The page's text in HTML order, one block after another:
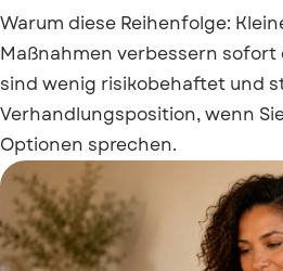
Warum diese Reihenfolge:
Maßnahmen verbessern sofort
sind wenig risikobehaftet und
Verhandlungsposition, wenn
Optionen sprechen.